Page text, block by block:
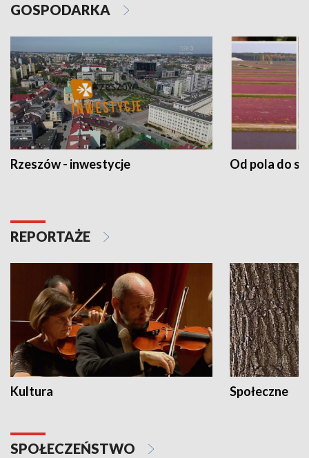
GOSPODARKA
Rzeszów - inwestycje Od pola do
REPORTAŻE
Kultura Społeczne
SPOŁECZEŃSTWO